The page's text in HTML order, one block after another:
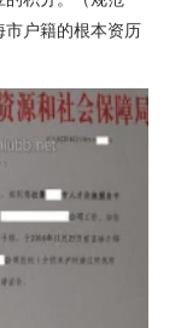
市户籍的根本资历